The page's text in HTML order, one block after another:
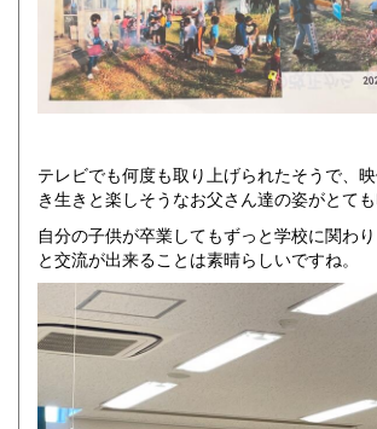
テレビでも何度も取り上げられたそうで、
き生きと楽しそうなお父さん達の姿がとても
自分の子供が卒業してもずっと学校に関わ
と交流が出来ることは素晴らしいですね。